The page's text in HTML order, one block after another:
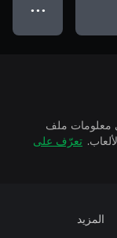
● ● ●
معلومات ملف
تعرّف على
المزيد